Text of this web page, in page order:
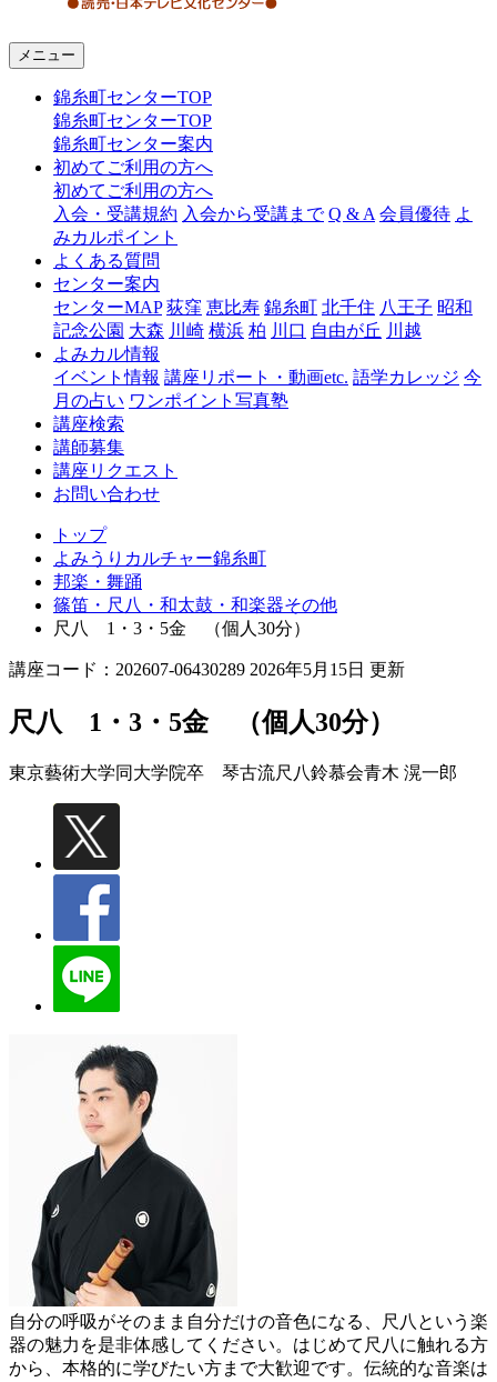
ャ
糸
メニュー
錦糸町センターTOP
錦糸町センターTOP
錦糸町センター案内
初めてご利用の方へ
初めてご利用の方へ
入会・受講規約 入会から受講まで Q & A 会員優待 よ
みカルポイント
よくある質問
センター案内
センターMAP 荻窪 恵比寿 錦糸町 北千住 八王子 昭和
記念公園 大森 川崎 横浜 柏 川口 自由が丘 川越
よみカル情報
イベント情報 講座リポート・動画etc. 語学カレッジ 今
月の占い ワンポイント写真塾
講座検索
講師募集
講座リクエスト
お問い合わせ
トップ
よみうりカルチャー錦糸町
邦楽・舞踊
篠笛・尺八・和太鼓・和楽器その他
尺八 1・3・5金 （個人30分）
講座コード：202607-06430289 2026年5月15日 更新
尺八 1・3・5金 （個人30分）
東京藝術大学同大学院卒 琴古流尺八鈴慕会青木 滉一郎
自分の呼吸がそのまま自分だけの音色になる、尺八という楽
器の魅力を是非体感してください。はじめて尺八に触れる方
から、本格的に学びたい方まで大歓迎です。伝統的な音楽は